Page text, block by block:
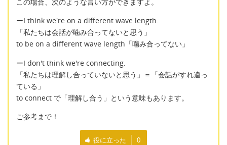
ーI think we're on a different wave length.
「私たちは会話が噛み合ってないと思う」
to be on a different wave length「噛み合ってない」
ーI don't think we're connecting.
「私たちは理解し合っていないと思う」＝「会話がすれ違っ
ている」
to connect で「理解し合う」という意味もあります。
ご参考まで！
役に立った 0